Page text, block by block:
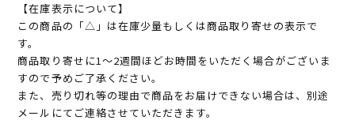
【在庫表示について】
この商品の「△」は在庫少量もしくは商品取り寄せの表示で
す。
商品取り寄せに1～2週間ほどお時間をいただく場合がございま
すので予めご了承ください。
また、売り切れ等の理由で商品をお届けできない場合は、別途
メールにてご連絡させていただきます。